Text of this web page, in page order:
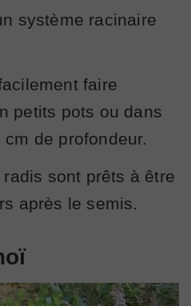
système racinaire
faire
petits pots ou dans
de profondeur.
sont prêts à être
après le semis.